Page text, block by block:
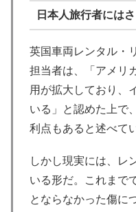
日本人旅行者には
英国車両レンタル・
担当者は、「アメリ
用が拡大しており、
いる」と認めた上で
利点もあると述べて
しかし現実には、レ
いる形だ。これまで
とならなかった傷に